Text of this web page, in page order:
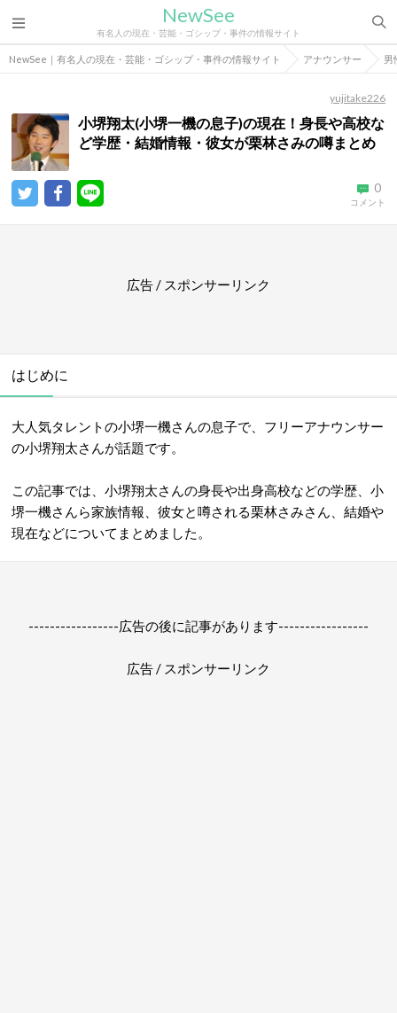
NewSee
有名人の現在・芸能・ゴシップ・事件の情報サイト
NewSee｜有名人の現在・芸能・ゴシップ・事件の情報サイト アナウンサー 男
yujitake226
小堺翔太(小堺一機の息子)の現在！身長や高校な
ど学歴・結婚情報・彼女が栗林さみの噂まとめ
0
コメント
広告 / スポンサーリンク
はじめに
大人気タレントの小堺一機さんの息子で、フリーアナウンサー
の小堺翔太さんが話題です。
この記事では、小堺翔太さんの身長や出身高校などの学歴、小
堺一機さんら家族情報、彼女と噂される栗林さみさん、結婚や
現在などについてまとめました。
-----------------広告の後に記事があります-----------------
広告 / スポンサーリンク